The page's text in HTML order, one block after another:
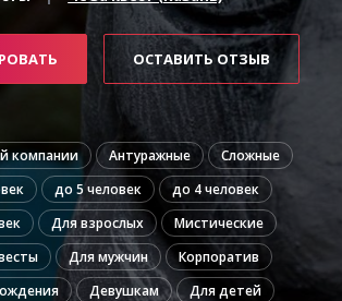
ОСТАВИТЬ ОТЗЫВ
компании Антуражные
Сложные
до 5 человек
до 4 человек
Для взрослых
Мистические
Для мужчин
Корпоратив
Девушкам Для детей